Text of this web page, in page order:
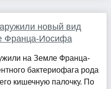
новый вид
Франца-Иосифа
на Земле Франца-
бактериофага рода
кишечную палочку. По